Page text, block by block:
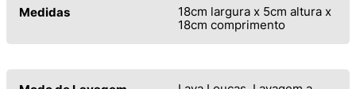
Medidas
18cm largura x 5cm altura x
18cm comprimento